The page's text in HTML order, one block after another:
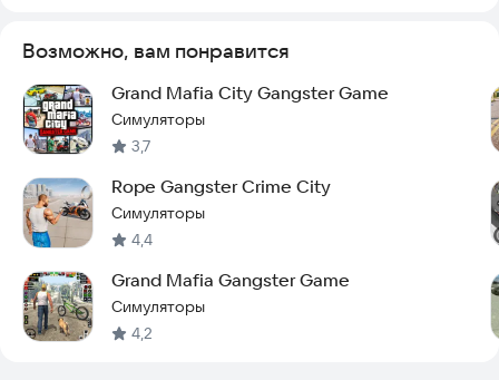
Возможно, вам понравится
Grand Mafia City Gangster Game
Симуляторы
3,7
Rope Gangster Crime City
Симуляторы
4,4
Grand Mafia Gangster Game
Симуляторы
4,2